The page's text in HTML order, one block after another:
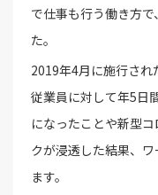
で仕事も行う働き方
た。
2019年4月に施行され
従業員に対して年5日
になったことや新型
クが浸透した結果、
ます。